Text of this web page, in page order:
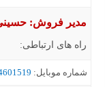
مدیر فروش:
راه های ارتباطی:
شماره موبايل: